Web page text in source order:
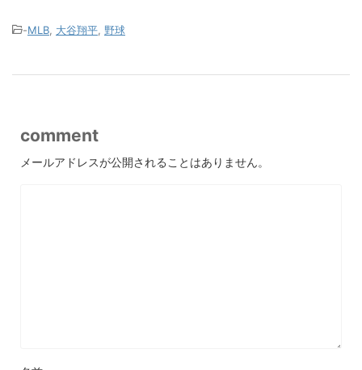
-MLB 大谷翔平 野球
comment
メールアドレスが公開されることはありません。